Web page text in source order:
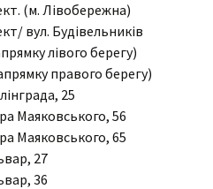
(м. Лівобережна)
вул. Будівельників
лівого берегу)
правого берегу)
25
Маяковського, 56
Маяковського, 65
27
36